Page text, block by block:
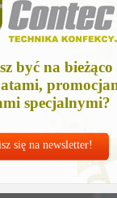
być na bieżąco
specjalnymi?
się na newsletter!
zamienne > main switch
with splash guard